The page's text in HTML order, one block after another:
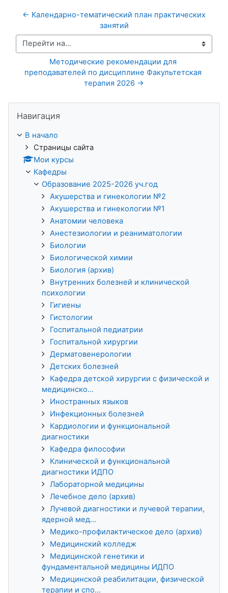
← Календарно-тематический план практических
занятий
Перейти на...
Методические рекомендации для
преподавателей по дисциплине Факультетская
терапия 2026 →
Навигация
В начало
Страницы сайта
Мои курсы
Кафедры
Образование 2025-2026 уч.год
Акушерства и гинекологии №2
Акушерства и гинекологии №1
Анатомии человека
Анестезиологии и реаниматологии
Биологии
Биологической химии
Биология (архив)
Внутренних болезней и клинической
психологии
Гигиены
Гистологии
Госпитальной педиатрии
Госпитальной хирургии
Дерматовенерологии
Детских болезней
Кафедра детской хирургии с физической и
медицинско...
Иностранных языков
Инфекционных болезней
Кардиологии и функциональной
диагностики
Кафедра философии
Клинической и функциональной
диагностики ИДПО
Лабораторной медицины
Лечебное дело (архив)
Лучевой диагностики и лучевой терапии,
ядерной мед...
Медико-профилактическое дело (архив)
Медицинский колледж
Медицинской генетики и
фундаментальной медицины ИДПО
Медицинской реабилитации, физической
терапии и спо...